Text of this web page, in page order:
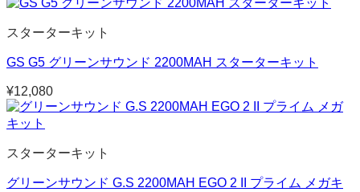
スターターキット
GS G5 グリーンサウンド 2200MAH スターターキット
¥12,080
スターターキット
グリーンサウンド G.S 2200MAH EGO 2 II プライム メガキ